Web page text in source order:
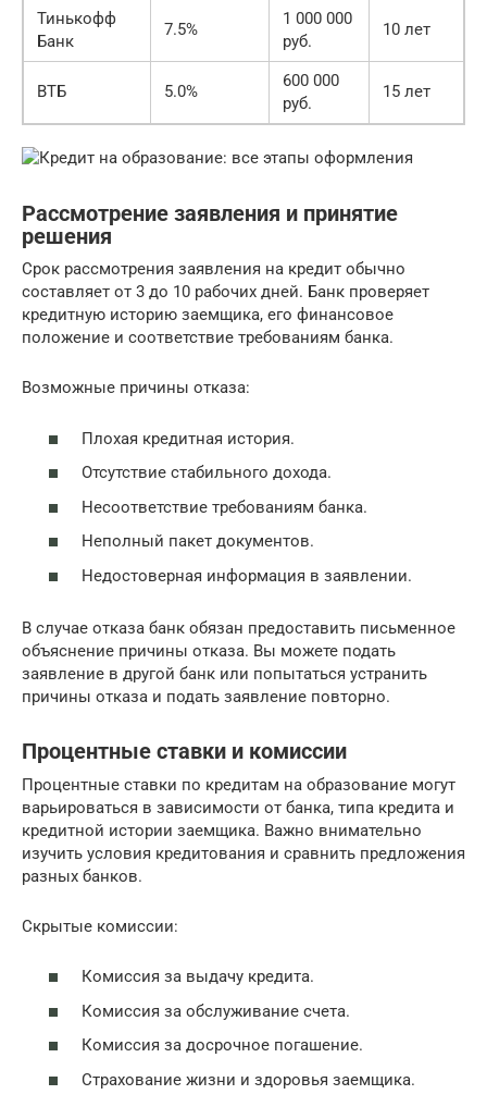
Тинькофф
Банк
7.5%
1 000 000
руб.
10 лет
ВТБ 5.0%
600 000
руб.
15 лет
Рассмотрение заявления и принятие
решения
Срок рассмотрения заявления на кредит обычно
составляет от 3 до 10 рабочих дней. Банк проверяет
кредитную историю заемщика, его финансовое
положение и соответствие требованиям банка.
Возможные причины отказа:
Плохая кредитная история.
Отсутствие стабильного дохода.
Несоответствие требованиям банка.
Неполный пакет документов.
Недостоверная информация в заявлении.
В случае отказа банк обязан предоставить письменное
объяснение причины отказа. Вы можете подать
заявление в другой банк или попытаться устранить
причины отказа и подать заявление повторно.
Процентные ставки и комиссии
Процентные ставки по кредитам на образование могут
варьироваться в зависимости от банка, типа кредита и
кредитной истории заемщика. Важно внимательно
изучить условия кредитования и сравнить предложения
разных банков.
Скрытые комиссии:
Комиссия за выдачу кредита.
Комиссия за обслуживание счета.
Комиссия за досрочное погашение.
Страхование жизни и здоровья заемщика.